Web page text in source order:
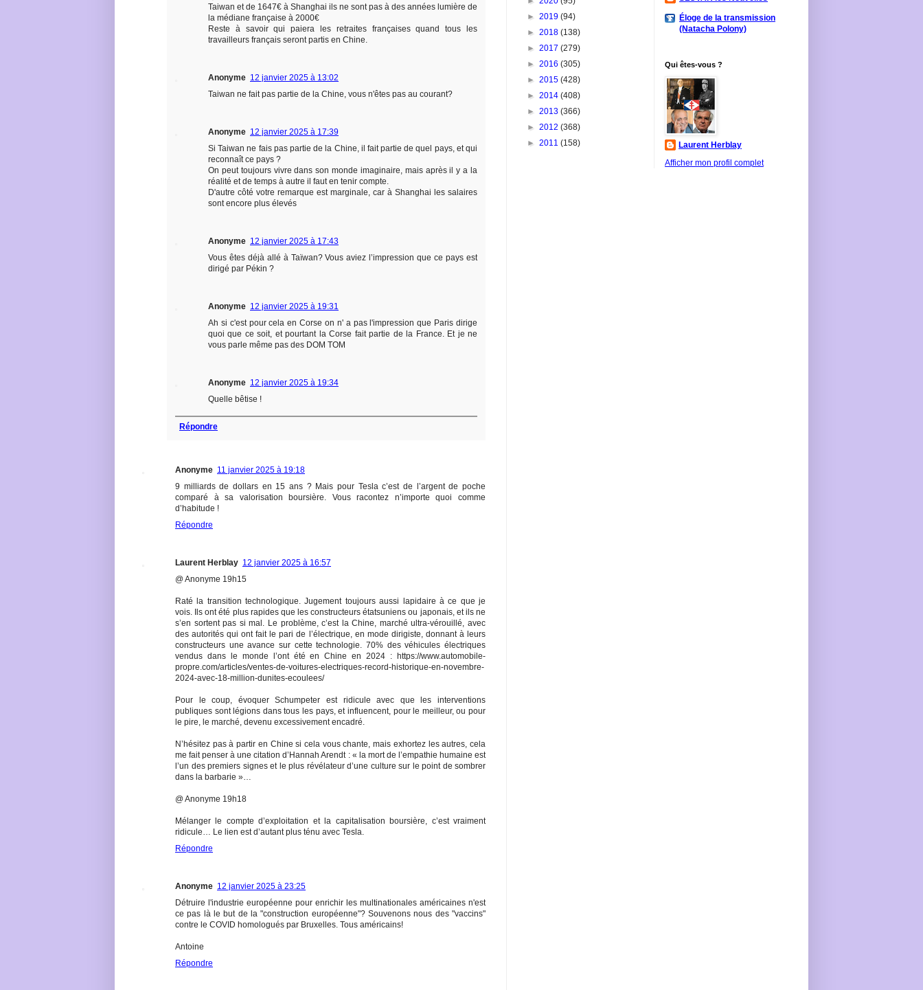
Taiwan et de 1647€ à Shanghai ils ne sont pas à des années lumière de
la médiane française à 2000€
Reste à savoir qui paiera les retraites françaises quand tous les
travailleurs français seront partis en Chine.
Anonyme 12 janvier 2025 à 13:02
Taiwan ne fait pas partie de la Chine, vous n'êtes pas au courant?
Anonyme 12 janvier 2025 à 17:39
Si Taiwan ne fais pas partie de la Chine, il fait partie de quel pays, et qui
reconnaît ce pays ?
On peut toujours vivre dans son monde imaginaire, mais après il y a la
réalité et de temps à autre il faut en tenir compte.
D'autre côté votre remarque est marginale, car à Shanghai les salaires
sont encore plus élevés
Anonyme 12 janvier 2025 à 17:43
Vous êtes déjà allé à Taïwan? Vous aviez l’impression que ce pays est
dirigé par Pékin ?
Anonyme 12 janvier 2025 à 19:31
Ah si c'est pour cela en Corse on n' a pas l'impression que Paris dirige
quoi que ce soit, et pourtant la Corse fait partie de la France. Et je ne
vous parle même pas des DOM TOM
Anonyme 12 janvier 2025 à 19:34
Quelle bêtise !
Répondre
Anonyme 11 janvier 2025 à 19:18
9 milliards de dollars en 15 ans ? Mais pour Tesla c’est de l’argent de poche
comparé à sa valorisation boursière. Vous racontez n’importe quoi comme
d’habitude !
Répondre
Laurent Herblay 12 janvier 2025 à 16:57
@ Anonyme 19h15
Raté la transition technologique. Jugement toujours aussi lapidaire à ce que je
vois. Ils ont été plus rapides que les constructeurs étatsuniens ou japonais, et ils ne
s’en sortent pas si mal. Le problème, c’est la Chine, marché ultra-vérouillé, avec
des autorités qui ont fait le pari de l’électrique, en mode dirigiste, donnant à leurs
constructeurs une avance sur cette technologie. 70% des véhicules électriques
vendus dans le monde l’ont été en Chine en 2024 : https://www.automobile-
propre.com/articles/ventes-de-voitures-electriques-record-historique-en-novembre-
2024-avec-18-million-dunites-ecoulees/
Pour le coup, évoquer Schumpeter est ridicule avec que les interventions
publiques sont légions dans tous les pays, et influencent, pour le meilleur, ou pour
le pire, le marché, devenu excessivement encadré.
N’hésitez pas à partir en Chine si cela vous chante, mais exhortez les autres, cela
me fait penser à une citation d’Hannah Arendt : « la mort de l’empathie humaine est
l’un des premiers signes et le plus révélateur d’une culture sur le point de sombrer
dans la barbarie »…
@ Anonyme 19h18
Mélanger le compte d’exploitation et la capitalisation boursière, c’est vraiment
ridicule… Le lien est d’autant plus ténu avec Tesla.
Répondre
Anonyme 12 janvier 2025 à 23:25
Détruire l'industrie européenne pour enrichir les multinationales américaines n'est
ce pas là le but de la "construction européenne"? Souvenons nous des "vaccins"
contre le COVID homologués par Bruxelles. Tous américains!
Antoine
Répondre
► 2019 (94)
► 2018 (138)
► 2017 (279)
► 2016 (305)
► 2015 (428)
► 2014 (408)
► 2013 (366)
► 2012 (368)
► 2011 (158)
Éloge de la transmission
(Natacha Polony)
Qui êtes-vous ?
Laurent Herblay
Afficher mon profil complet